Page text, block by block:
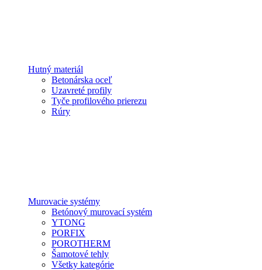
Hutný materiál
Betonárska oceľ
Uzavreté profily
Tyče profilového prierezu
Rúry
Murovacie systémy
Betónový murovací systém
YTONG
PORFIX
POROTHERM
Šamotové tehly
Všetky kategórie